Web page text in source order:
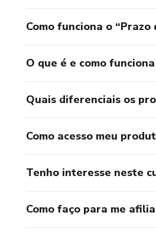
Como funciona o “Prazo
O que é e como
Quais diferenciais os
Como acesso meu
Tenho interesse neste
Como faço para me